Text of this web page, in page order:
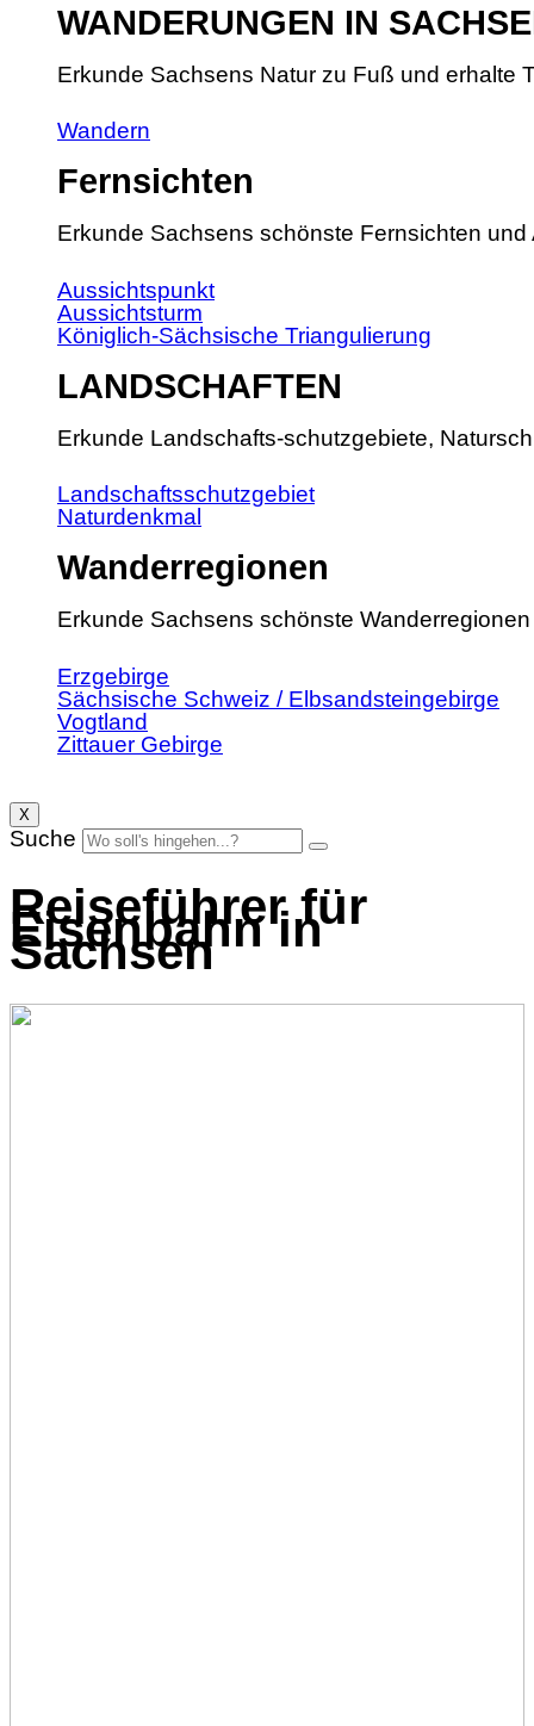
WANDERUNGEN IN
Erkunde Sachsens Natur zu Fuß und erhalte
Wandern
Fernsichten
Erkunde Sachsens schönste Fernsichten und
Aussichtspunkt
Aussichtsturm
Königlich-Sächsische Triangulierung
LANDSCHAFTEN
Erkunde Landschafts-schutzgebiete,
Landschaftsschutzgebiet
Naturdenkmal
Wanderregionen
Erkunde Sachsens schönste Wanderregionen
Erzgebirge
Sächsische Schweiz / Elbsandsteingebirge
Vogtland
Zittauer Gebirge
X
Suche
Reiseführer für
Eisenbahn in
Sachsen